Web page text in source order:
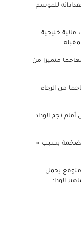
للموسم
مالية خليجية
متميزا من
من الرجاء
نجم الوداد
بسبب «
متوقع يحمل
الوداد